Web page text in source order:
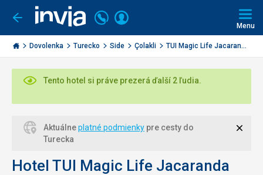
Ísť
späť
Invia.sk
Volajte
+421
2
3221
Prihlásiť
Menu
Dovolenka Turecko Side Çolakli TUI Magic Life Jacaran...
Tento hotel si práve prezerá ďalší 2 ľudia.
Aktuálneplatné podmienky pre cesty do
Turecka
Hotel TUI Magic Life Jacaranda